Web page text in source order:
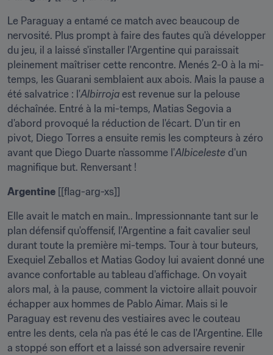
Le Paraguay a entamé ce match avec beaucoup de
nervosité. Plus prompt à faire des fautes qu'à développer
du jeu, il a laissé s'installer l'Argentine qui paraissait
pleinement maîtriser cette rencontre. Menés 2-0 à la mi-
temps, les Guarani semblaient aux abois. Mais la pause a
été salvatrice : l'Albirroja est revenue sur la pelouse
déchaînée. Entré à la mi-temps, Matias Segovia a
d'abord provoqué la réduction de l'écart. D'un tir en
pivot, Diego Torres a ensuite remis les compteurs à zéro
avant que Diego Duarte n'assomme l'Albiceleste d'un
magnifique but. Renversant !
Argentine [[flag-arg-xs]]
Elle avait le match en main.. Impressionnante tant sur le
plan défensif qu'offensif, l'Argentine a fait cavalier seul
durant toute la première mi-temps. Tour à tour buteurs,
Exequiel Zeballos et Matias Godoy lui avaient donné une
avance confortable au tableau d'affichage. On voyait
alors mal, à la pause, comment la victoire allait pouvoir
échapper aux hommes de Pablo Aimar. Mais si le
Paraguay est revenu des vestiaires avec le couteau
entre les dents, cela n'a pas été le cas de l'Argentine. Elle
a stoppé son effort et a laissé son adversaire revenir